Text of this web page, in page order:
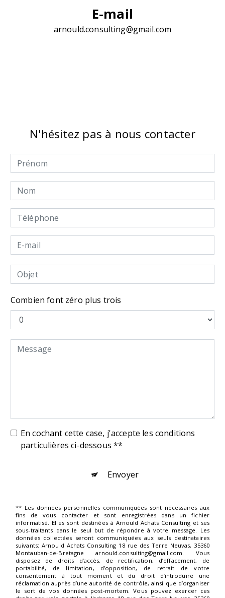
E-mail
arnould.consulting@gmail.com
N'hésitez pas à nous contacter
Combien font zéro plus trois
En cochant cette case, j'accepte les conditions
particulières ci-dessous **
Envoyer
** Les données personnelles communiquées sont nécessaires aux
fins de vous contacter et sont enregistrées dans un fichier
informatisé. Elles sont destinées à Arnould Achats Consulting et ses
sous-traitants dans le seul but de répondre à votre message. Les
données collectées seront communiquées aux seuls destinataires
suivants: Arnould Achats Consulting 18 rue des Terre Neuvas, 35360
Montauban-de-Bretagne arnould.consulting@gmail.com. Vous
disposez de droits d’accès, de rectification, d’effacement, de
portabilité, de limitation, d’opposition, de retrait de votre
consentement à tout moment et du droit d’introduire une
réclamation auprès d’une autorité de contrôle, ainsi que d’organiser
le sort de vos données post-mortem. Vous pouvez exercer ces